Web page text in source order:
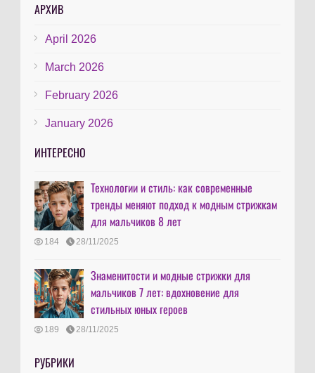
АРХИВ
April 2026
March 2026
February 2026
January 2026
ИНТЕРЕСНО
Технологии и стиль: как современные
тренды меняют подход к модным стрижкам
для мальчиков 8 лет
184 28/11/2025
Знаменитости и модные стрижки для
мальчиков 7 лет: вдохновение для
стильных юных героев
189 28/11/2025
РУБРИКИ